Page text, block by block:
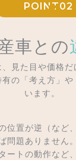
POINT02
車との
見た目や価格だ
の「考え方」
います。
位置が逆（など
問題ありません
ートの動作など